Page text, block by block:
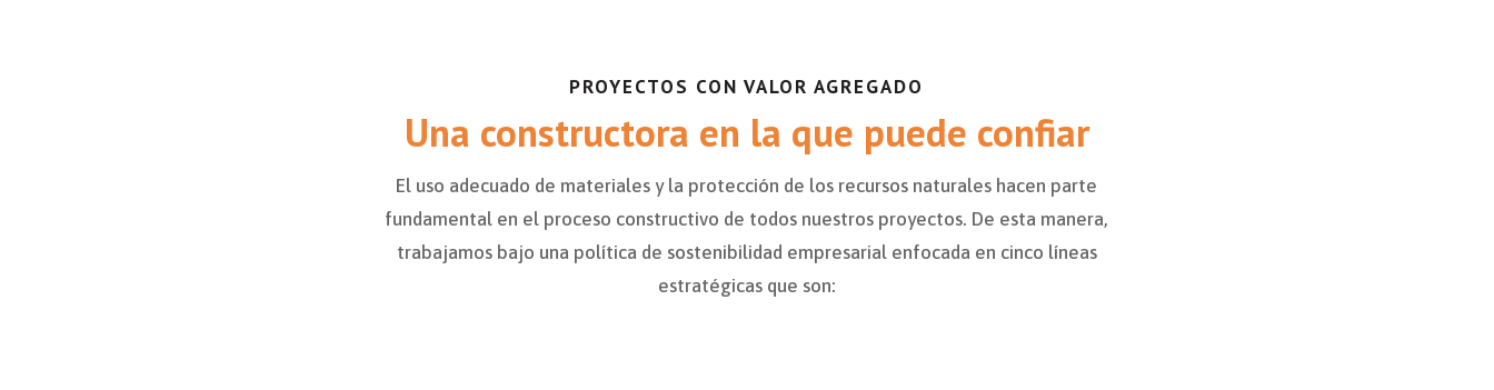
PROYECTOS CON VALOR AGREGADO
Una constructora en la que puede confiar
El uso adecuado de materiales y la protección de los recursos naturales hacen parte
fundamental en el proceso constructivo de todos nuestros proyectos. De esta manera,
trabajamos bajo una política de sostenibilidad empresarial enfocada en cinco líneas
estratégicas que son: